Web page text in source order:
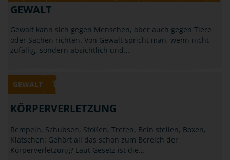
GEWALT
GEWALT
Gewalt kann sich gegen Menschen, aber auch gegen Tiere
oder Sachen richten. Von Gewalt spricht man, wenn nicht
zufällig, sondern absichtlich und…
GEWALT
KÖRPERVERLETZUNG